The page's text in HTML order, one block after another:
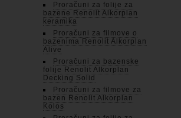
Proračuni za folije za
bazene Renolit Alkorplan
keramika
Proračuni za filmove o
bazenima Renolit Alkorplan
Alive
Proračuni za bazenske
folije Renolit Alkorplan
Decking Solid
Proračuni za filmove za
bazen Renolit Alkorplan
Kolos